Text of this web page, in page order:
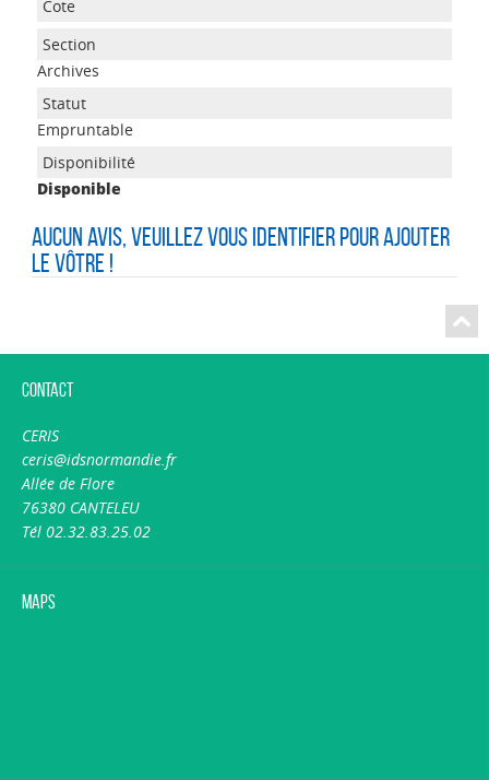
Archives
Empruntable
Disponible
Aucun avis, veuillez vous identifier pour ajouter
le vôtre !
Contact
CERIS
ceris@idsnormandie.fr
Allée de Flore
76380 CANTELEU
Tél 02.32.83.25.02
Maps